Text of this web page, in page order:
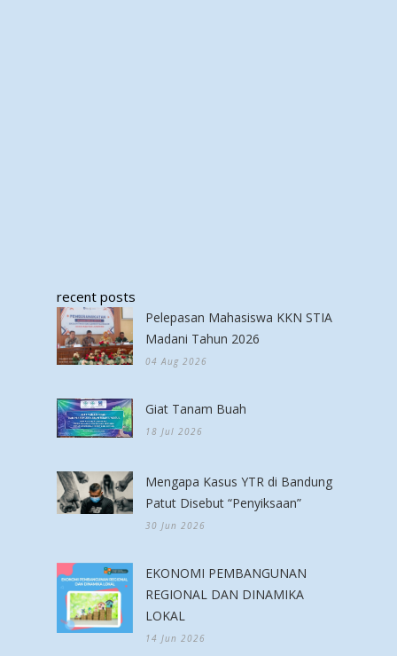
recent posts
Pelepasan Mahasiswa KKN STIA
Madani Tahun 2026
04 Aug 2026
Giat Tanam Buah
18 Jul 2026
Mengapa Kasus YTR di Bandung
Patut Disebut “Penyiksaan”
30 Jun 2026
EKONOMI PEMBANGUNAN
REGIONAL DAN DINAMIKA
LOKAL
14 Jun 2026